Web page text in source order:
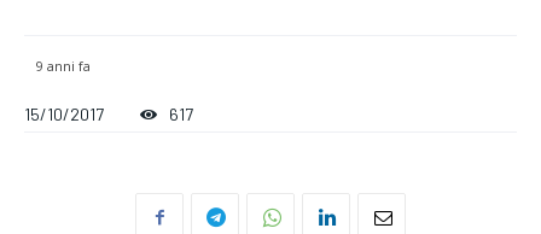
9 anni fa
15/10/2017 617